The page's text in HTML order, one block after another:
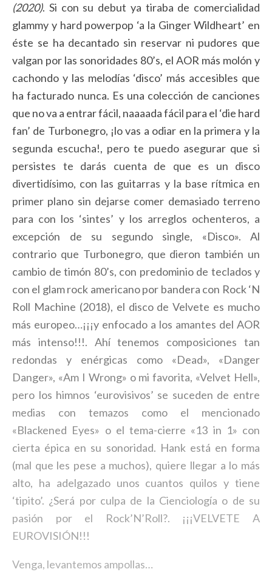
(2020). Si con su debut ya tiraba de comercialidad
glammy y hard powerpop ‘a la Ginger Wildheart’ en
éste se ha decantado sin reservar ni pudores que
valgan por las sonoridades 80’s, el AOR más molón y
cachondo y las melodías ‘disco’ más accesibles que
ha facturado nunca. Es una colección de canciones
que no va a entrar fácil, naaaada fácil para el ‘die hard
fan’ de Turbonegro, ¡lo vas a odiar en la primera y la
segunda escucha!, pero te puedo asegurar que si
persistes te darás cuenta de que es un disco
divertidísimo, con las guitarras y la base rítmica en
primer plano sin dejarse comer demasiado terreno
para con los ‘sintes’ y los arreglos ochenteros, a
excepción de su segundo single, «Disco». Al
contrario que Turbonegro, que dieron también un
cambio de timón 80’s, con predominio de teclados y
con el glam rock americano por bandera con Rock ‘N
Roll Machine (2018), el disco de Velvete es mucho
más europeo…¡¡¡y enfocado a los amantes del AOR
más intenso!!!. Ahí tenemos composiciones tan
redondas y enérgicas como «Dead», «Danger
Danger», «Am I Wrong» o mi favorita, «Velvet Hell»,
pero los himnos ‘eurovisivos’ se suceden de entre
medias con temazos como el mencionado
«Blackened Eyes» o el tema-cierre «13 in 1» con
cierta épica en su sonoridad. Hank está en forma
(mal que les pese a muchos), quiere llegar a lo más
alto, ha adelgazado unos cuantos quilos y tiene
‘tipito’. ¿Será por culpa de la Cienciología o de su
pasión por el Rock’N’Roll?. ¡¡¡VELVETE A
EUROVISIÓN!!!
Venga, levantemos ampollas…